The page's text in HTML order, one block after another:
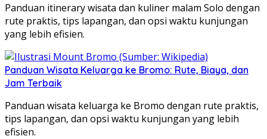
Panduan itinerary wisata dan kuliner malam Solo dengan
rute praktis, tips lapangan, dan opsi waktu kunjungan
yang lebih efisien.
Panduan Wisata Keluarga ke Bromo: Rute, Biaya, dan
Jam Terbaik
Panduan wisata keluarga ke Bromo dengan rute praktis,
tips lapangan, dan opsi waktu kunjungan yang lebih
efisien.